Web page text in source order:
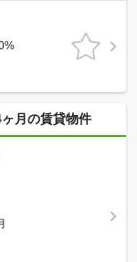
月の賃貸物件